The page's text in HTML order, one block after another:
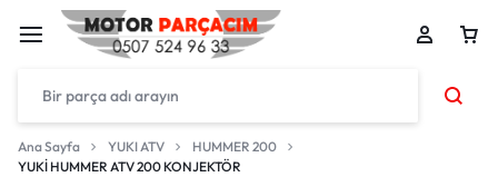
Ana Sayfa YUKI ATV
HUMMER 200
YUKİ HUMMER ATV 200 KONJEKTÖR